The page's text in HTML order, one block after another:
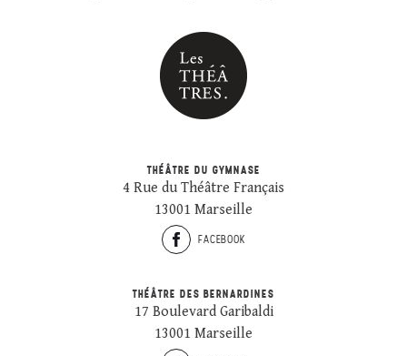
THÉÂTRE DU GYMNASE
4 Rue du Théâtre Français
13001 Marseille
FACEBOOK
THÉÂTRE DES BERNARDINES
17 Boulevard Garibaldi
13001 Marseille